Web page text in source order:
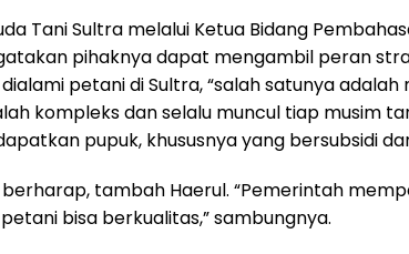
Tani Sultra melalui Ketua Bidang
pihaknya dapat mengambil peran
petani di Sultra, “salah satunya adalah
kompleks dan selalu muncul tiap musim
pupuk, khususnya yang bersubsidi
berharap, tambah Haerul. “Pemerintah
bisa berkualitas,” sambungnya.